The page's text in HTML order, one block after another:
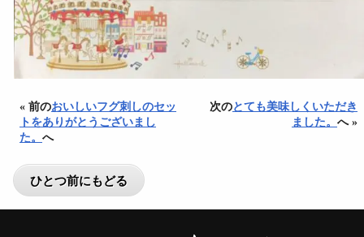
« 前のおいしいフグ刺しのセッ
トをありがとうございまし
た。 へ
次のとても美味しくいただき
ました。 へ »